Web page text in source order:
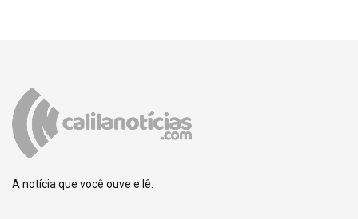
A notícia que você ouve e lê.